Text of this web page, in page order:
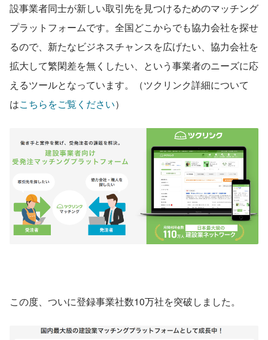
設事業者同士が新しい取引先を見つけるためのマッチング
プラットフォームです。全国どこからでも協力会社を探せ
るので、新たなビジネスチャンスを広げたい、協力会社を
拡大して繁閑差を無くしたい、という事業者のニーズに応
えるツールとなっています。（ツクリンク詳細について
はこちらをご覧ください）
この度、ついに登録事業社数10万社を突破しました。